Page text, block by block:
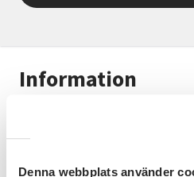
Denna webbplats använder
Information
funktionsnedsättning.